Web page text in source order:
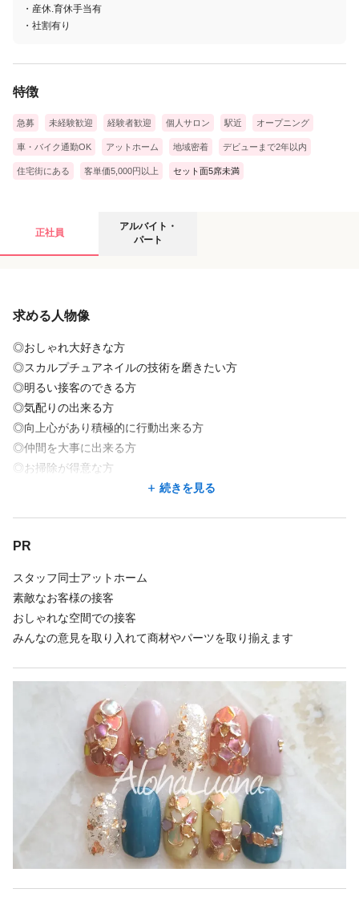
・産休.育休手当有
・社割有り
特徴
急募 未経験歓迎 経験者歓迎 個人サロン 駅近 オープニング
車・バイク通勤OK アットホーム 地域密着 デビューまで2年以内
住宅街にある 客単価5,000円以上 セット面5席未満
アルバイト・パートの募集要項
時給1,050円〜1,500円
◎指名料全額バック
◎交通費支給
＜試用期間あり＞ 1ヶ月 〜 3ヶ月 / 時給 1,050円 〜 1,500円
店舗名・勤務地
nailsalon AlohaLuana
シフト制 時短勤務OK
10:00〜20:00／シフト制
10時ー20時 シフト制
正社員
アルバイト・
パート
求める人物像
◎おしゃれ大好きな方
◎スカルプチュアネイルの技術を磨きたい方
◎明るい接客のできる方
◎気配りの出来る方
◎向上心があり積極的に行動出来る方
◎仲間を大事に出来る方
◎お掃除が得意な方
◎きれいな空間で働きたい方
資格保持者、実務経験者優遇
(現在、未経験者のご応募は社員希望のみ)
続きを見る
PR
スタッフ同士アットホーム
素敵なお客様の接客
おしゃれな空間での接客
みんなの意見を取り入れて商材やパーツを取り揃えます